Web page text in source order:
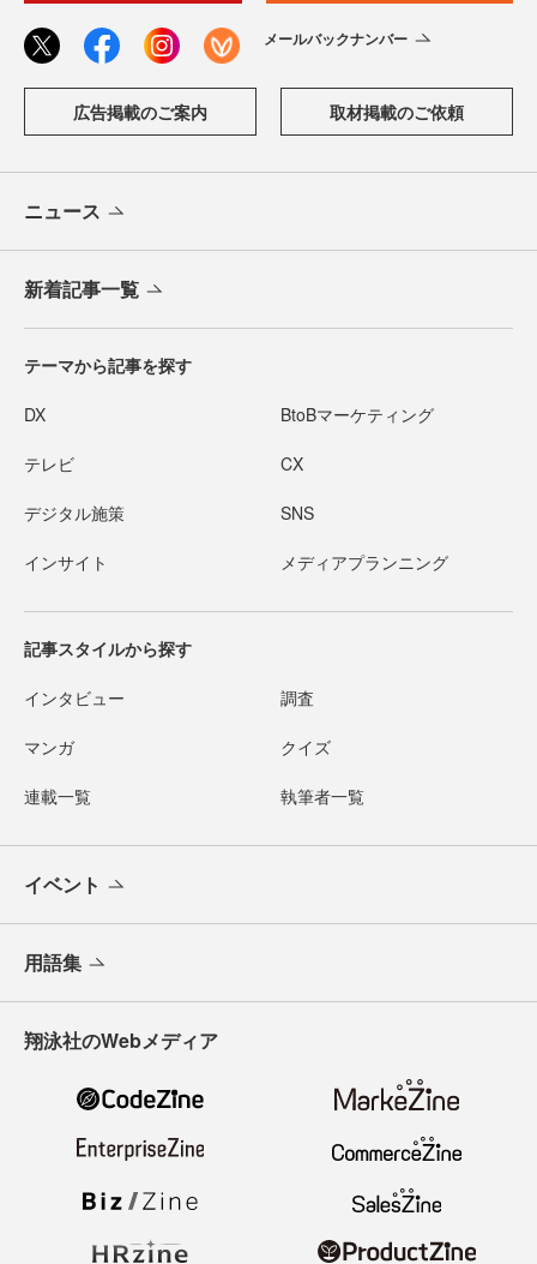
メールバックナンバー
広告掲載のご案内 取材掲載のご依頼
ニュース
新着記事一覧
テーマから記事を探す
DX BtoBマーケティング
テレビ CX
デジタル施策 SNS
インサイト メディアプランニング
記事スタイルから探す
インタビュー 調査
マンガ クイズ
連載一覧 執筆者一覧
イベント
用語集
翔泳社のWebメディア